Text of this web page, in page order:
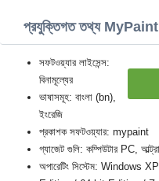
প্রযুক্তিগত তথ্য MyPaint
সফটওয়্যার লাইসেন্স:
বিনামূল্যের
ভাষাসমূহ: বাংলা (bn),
ইংরেজি
প্রকাশক সফটওয়্যার: mypaint
গ্যাজেট গুলি: কম্পিউটার PC,
অপারেটিং সিস্টেম: